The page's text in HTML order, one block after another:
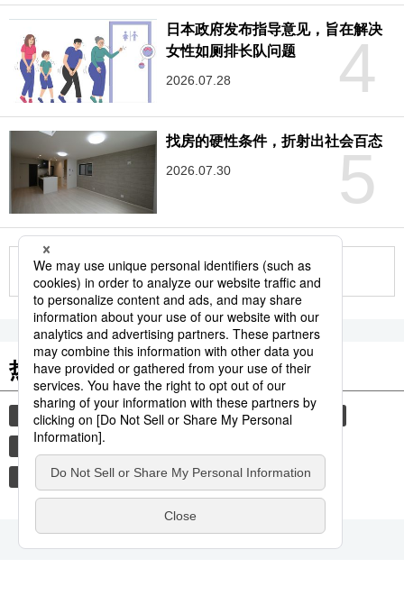
4
日本政府发布指导意见，旨在解决
女性如厕排长队问题
2026.07.28
5
找房的硬性条件，折射出社会百态
2026.07.30
更多
热门关键词
时事社新闻 日本进阶 历史 生活与旅游
中国 饮食
健康管理